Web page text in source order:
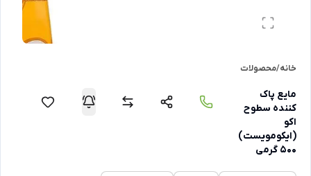
خانه/محصولات
مایع پاک
کننده سطوح
اکو
(ایکومویست)
500 گرمی